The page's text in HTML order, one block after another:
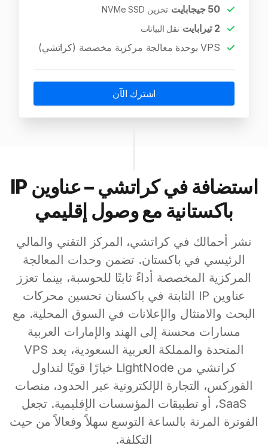
50 جيجابايت تخزين NVMe SSD
2 تيرابايت نقل البيانات
VPS بوحدة معالجة مركزية مخصصة (كراتشي)
اشترك الآن
استضافة في كراتشي – عناوين IP
باكستانية مع وصول إقليمي
نشر أحمالك في كراتشي، المركز التقني والمالي
الرئيسي في باكستان. تضمن وحدات المعالجة
المركزية المخصصة أداءً ثابتًا للحوسبة، بينما تعزز
عناوين IP الثابتة في باكستان تحسين محركات
البحث والامتثال والإعلانات في السوق المحلية. مع
مسارات محسنة إلى الهند والإمارات العربية
المتحدة والمملكة العربية السعودية، يعد VPS
كراتشي من LightNode خيارًا قويًا لتداول
الفوركس، التجارة الإلكترونية عبر الحدود، منصات
SaaS، أو تطبيقات المؤسسات الإقليمية. تجعل
الفوترة المرنة بالساعة التوسع سهلاً وفعالاً من حيث
التكلفة.